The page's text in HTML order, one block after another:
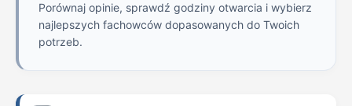
Porównaj opinie, sprawdź godziny otwarcia i wybierz
najlepszych fachowców dopasowanych do Twoich
potrzeb.